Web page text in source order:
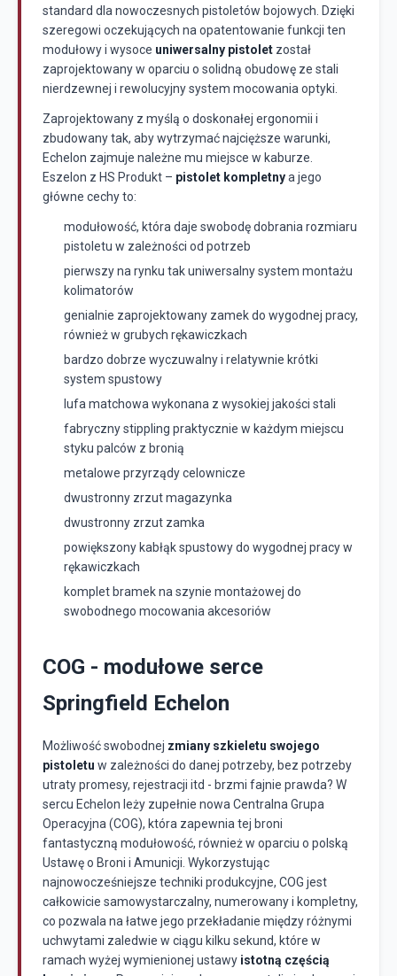
standard dla nowoczesnych pistoletów bojowych. Dzięki
szeregowi oczekujących na opatentowanie funkcji ten
modułowy i wysoce uniwersalny pistolet został
zaprojektowany w oparciu o solidną obudowę ze stali
nierdzewnej i rewolucyjny system mocowania optyki.
Zaprojektowany z myślą o doskonałej ergonomii i
zbudowany tak, aby wytrzymać najcięższe warunki,
Echelon zajmuje należne mu miejsce w kaburze.
Eszelon z HS Produkt – pistolet kompletnya jego
główne cechy to:
modułowość, która daje swobodę dobrania rozmiaru
pistoletu w zależności od potrzeb
pierwszy na rynku tak uniwersalny system montażu
kolimatorów
genialnie zaprojektowany zamek do wygodnej pracy,
również w grubych rękawiczkach
bardzo dobrze wyczuwalny i relatywnie krótki
system spustowy
lufa matchowa wykonana z wysokiej jakości stali
fabryczny stippling praktycznie w każdym miejscu
styku palców z bronią
metalowe przyrządy celownicze
dwustronny zrzut magazynka
dwustronny zrzut zamka
powiększony kabłąk spustowy do wygodnej pracy w
rękawiczkach
komplet bramek na szynie montażowej do
swobodnego mocowania akcesoriów
COG - modułowe serce
Springfield Echelon
Możliwość swobodnej zmiany szkieletu swojego
pistoletu w zależności do danej potrzeby, bez potrzeby
utraty promesy, rejestracji itd - brzmi fajnie prawda? W
sercu Echelon leży zupełnie nowa Centralna Grupa
Operacyjna (COG), która zapewnia tej broni
fantastyczną modułowość, również w oparciu o polską
Ustawę o Broni i Amunicji. Wykorzystując
najnowocześniejsze techniki produkcyjne, COG jest
całkowicie samowystarczalny, numerowany i kompletny,
co pozwala na łatwe jego przekładanie między różnymi
uchwytami zaledwie w ciągu kilku sekund, które w
ramach wyżej wymienionej ustawy istotną częścią